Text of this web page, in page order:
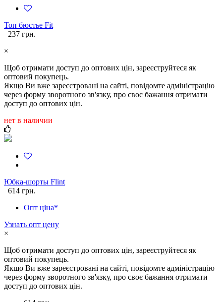
Топ бюстье Fit
237 грн.
×
Щоб отримати доступ до оптових цін, зареєструйтеся як
оптовий покупець.
Якщо Ви вже зареєстровані на сайті, повідомте адміністрацію
через форму зворотного зв'язку, про своє бажання отримати
доступ до оптових цін.
нет в наличии
Юбка-шорты Flint
614 грн.
Опт ціна*
Узнать опт цену
×
Щоб отримати доступ до оптових цін, зареєструйтеся як
оптовий покупець.
Якщо Ви вже зареєстровані на сайті, повідомте адміністрацію
через форму зворотного зв'язку, про своє бажання отримати
доступ до оптових цін.